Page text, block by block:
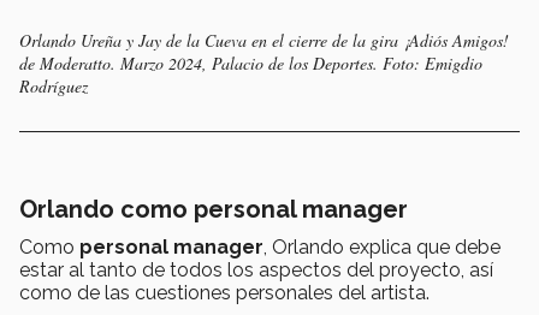
Orlando Ureña y Jay de la Cueva en el cierre de la gira ¡Adiós Amigos!
de Moderatto. Marzo 2024, Palacio de los Deportes. Foto: Emigdio
Rodríguez
Orlando como personal manager
Como personal manager, Orlando explica que debe
estar al tanto de todos los aspectos del proyecto, así
como de las cuestiones personales del artista.